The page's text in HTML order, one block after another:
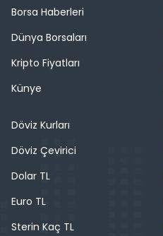
Borsa Haberleri
Dünya Borsaları
Kripto Fiyatları
Künye
Döviz Kurları
Döviz Çevirici
Dolar TL
Euro TL
Sterin Kaç TL